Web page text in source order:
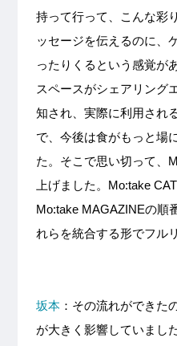
持って行って、こんな彩
ッセージを伝えるのに、
ったりくるという感覚が
スペースがシェアリング
知され、実際に利用され
で、今後は食がもっと場
た。そこで思い切って、
上げました。Mo:take
Mo:take MAGAZINEの順
れらを統合する形でフル
坂本：その流れができた
が大きく影響していまし